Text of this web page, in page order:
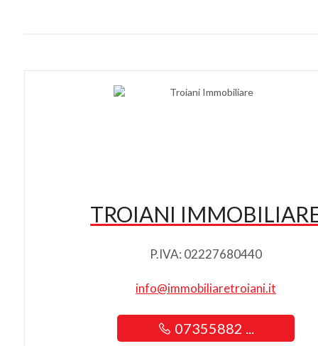
TROIANI
P.IVA: 02227680440
info@immobiliaretroiani.it
07355882 ...